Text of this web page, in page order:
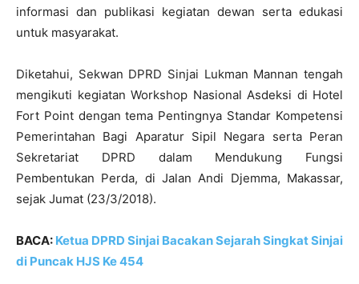
informasi dan publikasi kegiatan dewan serta edukasi
untuk masyarakat.
Diketahui, Sekwan DPRD Sinjai Lukman Mannan tengah
mengikuti kegiatan Workshop Nasional Asdeksi di Hotel
Fort Point dengan tema Pentingnya Standar Kompetensi
Pemerintahan Bagi Aparatur Sipil Negara serta Peran
Sekretariat DPRD dalam Mendukung Fungsi
Pembentukan Perda, di Jalan Andi Djemma, Makassar,
sejak Jumat (23/3/2018).
BACA: Ketua DPRD Sinjai Bacakan Sejarah Singkat Sinjai
di Puncak HJS Ke 454